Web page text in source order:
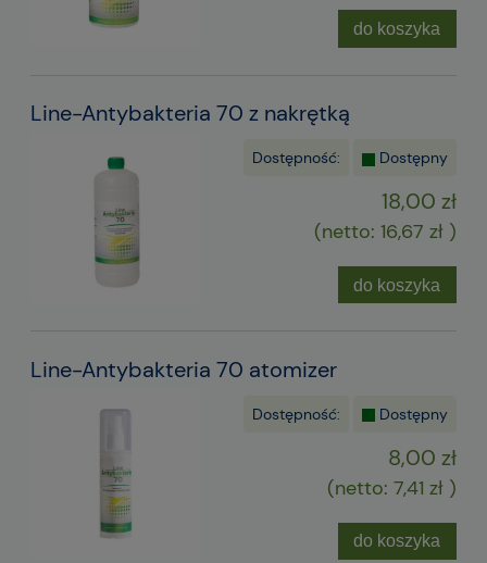
do koszyka
Line-Antybakteria 70 z nakrętką
Dostępność: Dostępny
18,00 zł
(netto: 16,67 zł )
do koszyka
Line-Antybakteria 70 atomizer
Dostępność: Dostępny
8,00 zł
(netto: 7,41 zł )
do koszyka